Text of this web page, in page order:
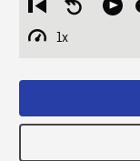
Restart
from
beginning
Seek
Play
1x
Playback